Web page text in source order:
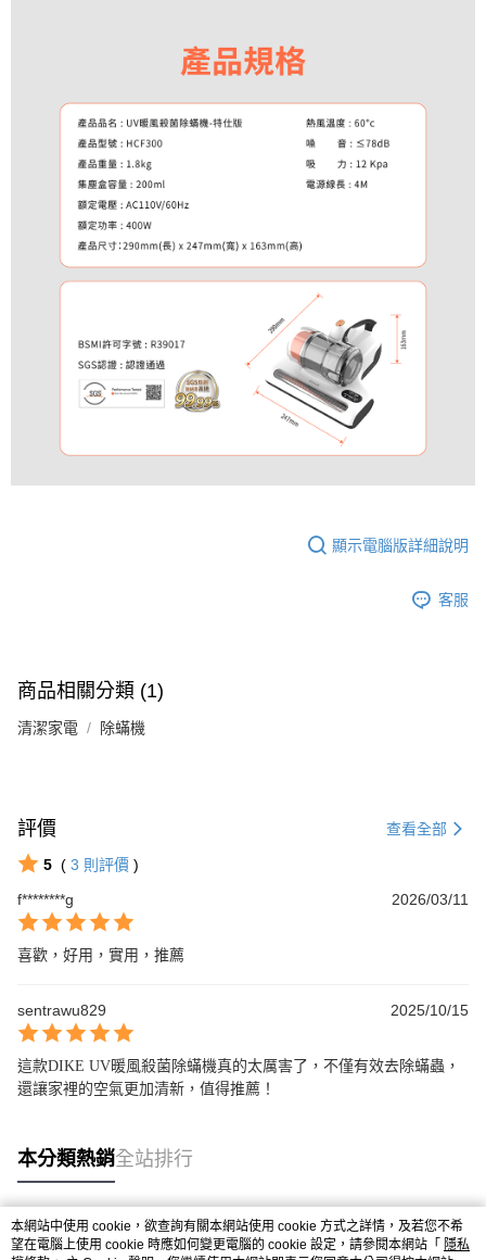
顯示電腦版詳細說明
客服
商品相關分類 (1)
清潔家電 除蟎機
評價 查看全部
5 ( 3 則評價 )
f********g
2026/03/11
喜歡，好用，實用，推薦
sentrawu829 2025/10/15
這款DIKE UV暖風殺菌除蟎機真的太厲害了，不僅有效去除蟎蟲，
還讓家裡的空氣更加清新，值得推薦！
本分類熱銷全站排行
熱門標籤
本網站中使用 cookie，欲查詢有關本網站使用 cookie 方式之詳情，及若您不希
望在電腦上使用 cookie 時應如何變更電腦的 cookie 設定，請參閱本網站「 隱私